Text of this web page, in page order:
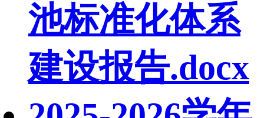
池标准化体系
建设报告.docx